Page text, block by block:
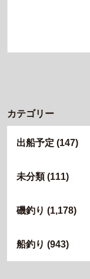
カテゴリー
出船予定 (147)
未分類(111)
磯釣り (1,178)
船釣り (943)